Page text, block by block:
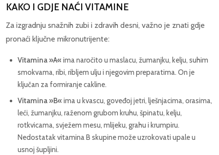
KAKO I GDJE NAĆI VITAMINE
Za izgradnju snažnih zubi i zdravih desni, važno je znati gdje
pronaći ključne mikronutrijente:
Vitamina »A« ima naročito u maslacu, žumanjku, kelju, suhim
smokvama, ribi, ribljem ulju i njegovim preparatima. On je
ključan za formiranje cakline.
Vitamina »B« ima u kvascu, goveđoj jetri, lješnjacima, orasima,
leći, žumanjku, raženom grubom kruhu, špinatu, kelju,
rotkvicama, svježem mesu, mlijeku, grahu i krumpiru.
Nedostatak vitamina B skupine može uzrokovati upale u
usnoj šupljini.